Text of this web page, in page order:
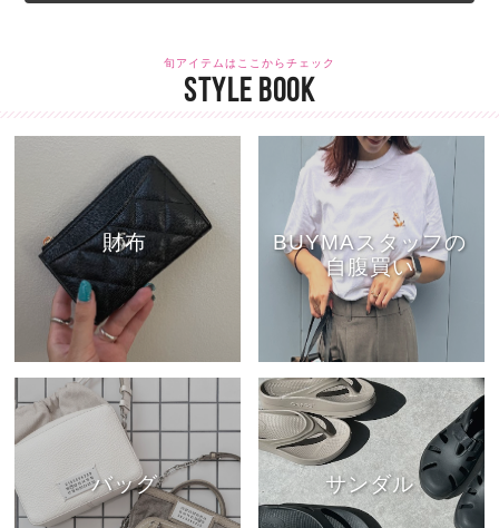
旬アイテムはここからチェック
STYLE BOOK
財布
BUYMAスタッフの
自腹買い
バッグ サンダル